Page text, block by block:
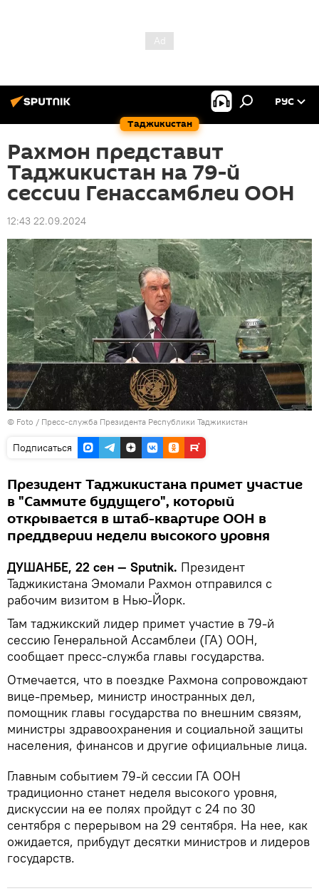
Таджикистан
РУС
Рахмон представит
Таджикистан на 79-й
сессии Генассамблеи ООН
12:43 22.09.2024
© Foto / Пресс-служба Президента Республики Таджикистан
Подписаться
Президент Таджикистана примет участие
в "Саммите будущего", который
открывается в штаб-квартире ООН в
преддверии недели высокого уровня
ДУШАНБЕ, 22 сен — Sputnik. Президент
Таджикистана Эмомали Рахмон отправился с
рабочим визитом в Нью-Йорк.
Там таджикский лидер примет участие в 79-й
сессию Генеральной Ассамблеи (ГА) ООН,
сообщает пресс-служба главы государства.
Отмечается, что в поездке Рахмона сопровождают
вице-премьер, министр иностранных дел,
помощник главы государства по внешним связям,
министры здравоохранения и социальной защиты
населения, финансов и другие официальные лица.
Главным событием 79-й сессии ГА ООН
традиционно станет неделя высокого уровня,
дискуссии на ее полях пройдут с 24 по 30
сентября с перерывом на 29 сентября. На нее, как
ожидается, прибудут десятки министров и лидеров
государств.